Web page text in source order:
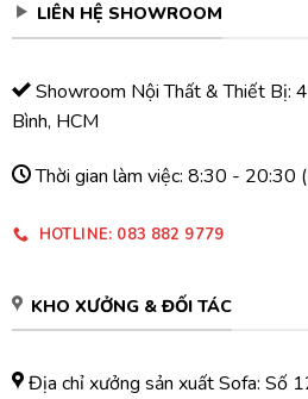
LIÊN HỆ SHOWROOM
Showroom Nội Thất & Thiết Bị:
Bình, HCM
Thời gian làm việc: 8:30 - 20:30
HOTLINE: 083 882 9779
KHO XƯỞNG & ĐỐI TÁC
Địa chỉ xưởng sản xuất Sofa: Số